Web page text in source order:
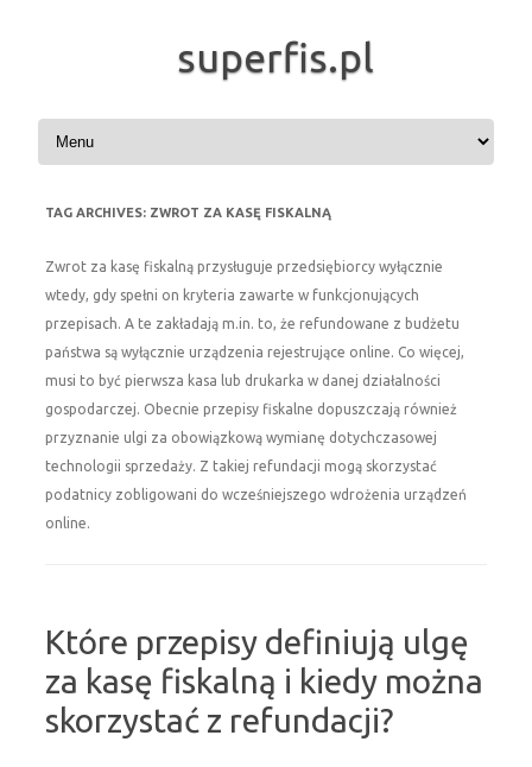
superfis.pl
Skip to content
TAG ARCHIVES: ZWROT ZA KASĘ FISKALNĄ
Zwrot za kasę fiskalną przysługuje przedsiębiorcy wyłącznie
wtedy, gdy spełni on kryteria zawarte w funkcjonujących
przepisach. A te zakładają m.in. to, że refundowane z budżetu
państwa są wyłącznie urządzenia rejestrujące online. Co więcej,
musi to być pierwsza kasa lub drukarka w danej działalności
gospodarczej. Obecnie przepisy fiskalne dopuszczają również
przyznanie ulgi za obowiązkową wymianę dotychczasowej
technologii sprzedaży. Z takiej refundacji mogą skorzystać
podatnicy zobligowani do wcześniejszego wdrożenia urządzeń
online.
Które przepisy definiują ulgę
za kasę fiskalną i kiedy można
skorzystać z refundacji?